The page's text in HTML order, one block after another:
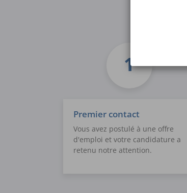
Premier contact
Vous avez postulé à une offre
d'emploi et votre candidature a
retenu notre attention.